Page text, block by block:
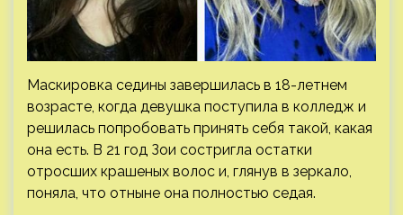
Маскировка седины завершилась в 18-летнем
возрасте, когда девушка поступила в колледж и
решилась попробовать принять себя такой, какая
она есть. В 21 год Зои состригла остатки
отросших крашеных волос и, глянув в зеркало,
поняла, что отныне она полностью седая.